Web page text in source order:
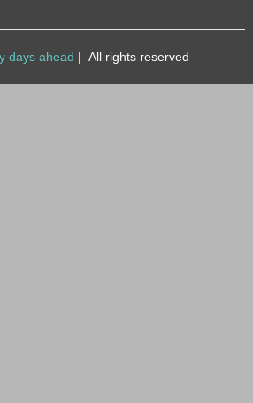
days ahead | All rights reserved